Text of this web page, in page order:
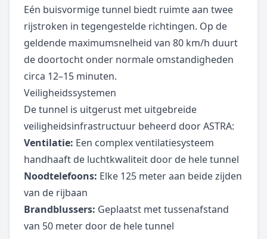
Eén buisvormige tunnel biedt ruimte aan twee
rijstroken in tegengestelde richtingen. Op de
geldende maximumsnelheid van 80 km/h duurt
de doortocht onder normale omstandigheden
circa 12–15 minuten.
Veiligheidssystemen
De tunnel is uitgerust met uitgebreide
veiligheidsinfrastructuur beheerd door ASTRA:
Ventilatie: Een complex ventilatiesysteem
handhaaft de luchtkwaliteit door de hele tunnel
Noodtelefoons: Elke 125 meter aan beide zijden
van de rijbaan
Brandblussers: Geplaatst met tussenafstand
van 50 meter door de hele tunnel